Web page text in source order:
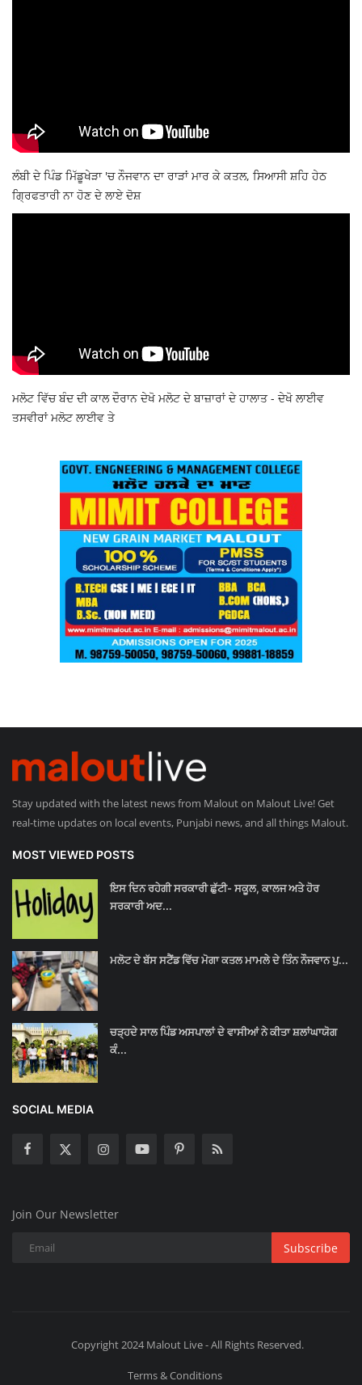
ਲੰਬੀ ਦੇ ਪਿੰਡ ਮਿੱਡੂਖੇੜਾ 'ਚ ਨੌਜਵਾਨ ਦਾ ਰਾੜਾਂ ਮਾਰ ਕੇ ਕਤਲ, ਸਿਆਸੀ ਸ਼ਹਿ ਹੇਠ
ਗ੍ਰਿਫਤਾਰੀ ਨਾ ਹੋਣ ਦੇ ਲਾਏ ਦੋਸ਼
ਮਲੋਟ ਵਿੱਚ ਬੰਦ ਦੀ ਕਾਲ ਦੌਰਾਨ ਦੇਖੋ ਮਲੋਟ ਦੇ ਬਾਜ਼ਾਰਾਂ ਦੇ ਹਾਲਾਤ - ਦੇਖੋ ਲਾਈਵ
ਤਸਵੀਰਾਂ ਮਲੋਟ ਲਾਈਵ ਤੇ
Stay updated with the latest news from Malout on Malout Live! Get
real-time updates on local events, Punjabi news, and all things Malout.
MOST VIEWED POSTS
ਇਸ ਦਿਨ ਰਹੇਗੀ ਸਰਕਾਰੀ ਛੁੱਟੀ- ਸਕੂਲ, ਕਾਲਜ ਅਤੇ ਹੋਰ
ਸਰਕਾਰੀ ਅਦ...
ਮਲੋਟ ਦੇ ਬੱਸ ਸਟੈਂਡ ਵਿੱਚ ਮੋਗਾ ਕਤਲ ਮਾਮਲੇ ਦੇ ਤਿੰਨ ਨੌਜਵਾਨ ਪੁ...
ਚੜ੍ਹਦੇ ਸਾਲ ਪਿੰਡ ਅਸਪਾਲਾਂ ਦੇ ਵਾਸੀਆਂ ਨੇ ਕੀਤਾ ਸ਼ਲਾਂਘਾਯੋਗ
ਕੰ...
SOCIAL MEDIA
Join Our Newsletter
Subscribe
Copyright 2024 Malout Live - All Rights Reserved.
Terms & Conditions